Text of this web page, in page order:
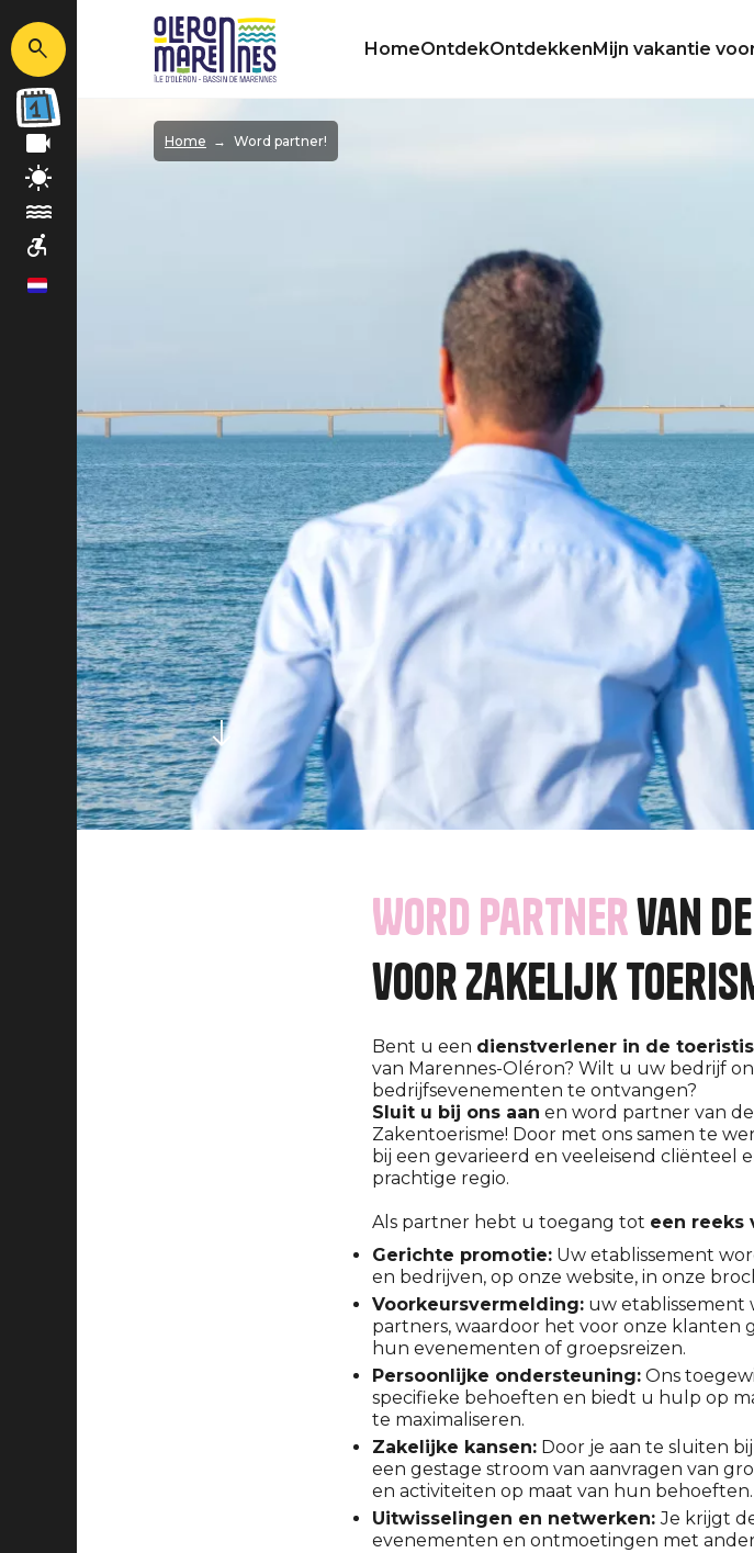
nl
HomeOntdekOntdekkenMijn vakantie
Home Word partner!
Word partnervan
voor Zakelijk
Bent u een dienstverlener in de
van Marennes-Oléron? Wilt u uw bedrijf
bedrijfsevenementen te ontvangen?
Sluit u bij ons aan en word partner van
Zakentoerisme! Door met ons samen te
bij een gevarieerd en veeleisend cliënteel
prachtige regio.
Als partner hebt u toegang tot een reeks
Gerichte promotie: Uw etablissement
en bedrijven, op onze website, in onze
Voorkeursvermelding: uw etablissement
partners, waardoor het voor onze klanten
hun evenementen of groepsreizen.
Persoonlijke ondersteuning: Ons
specifieke behoeften en biedt u hulp op
te maximaliseren.
Zakelijke kansen: Door je aan te sluiten
een gestage stroom van aanvragen van
en activiteiten op maat van hun behoeften.
Uitwisselingen en netwerken:Je krijgt
evenementen en ontmoetingen met